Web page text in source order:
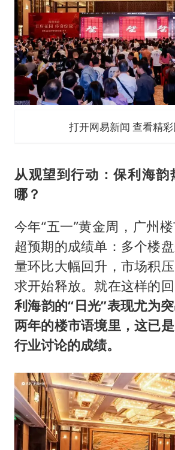
打开网易新闻 查看精
从观望到行动：保利海韵
哪？
今年“五一”黄金周，广州
超预期的成绩单：多个楼
量环比大幅回升，市场积
求开始释放。就在这样的
利海韵的“日光”表现尤为
两年的楼市语境里，这已
行业讨论的成绩。